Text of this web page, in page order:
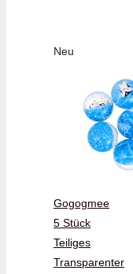
Neu
Gogogmee
5 Stück
Teiliges
Transparenter